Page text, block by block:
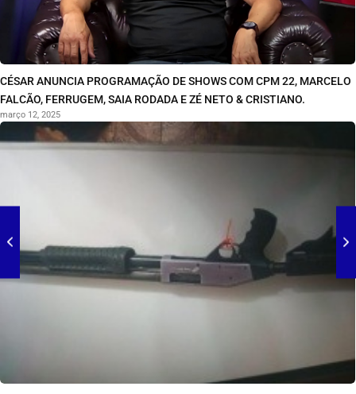
CÉSAR ANUNCIA PROGRAMAÇÃO DE SHOWS COM CPM 22, MARCELO
FALCÃO, FERRUGEM, SAIA RODADA E ZÉ NETO & CRISTIANO.
março 12, 2025